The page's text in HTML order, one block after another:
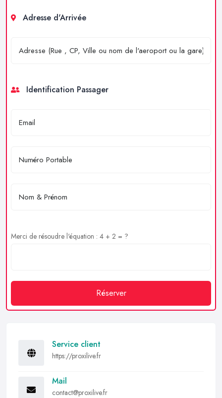
Adresse d'Arrivée
Identification Passager
Merci de résoudre l'équation : 4 + 2 = ?
Réserver
Service client
https://proxilive.fr
Mail
contact@proxilive.fr